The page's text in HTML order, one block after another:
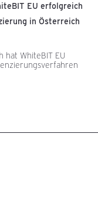
EU erfolgreich
in Österreich
hat WhiteBIT EU